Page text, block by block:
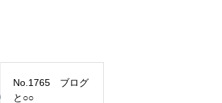
No.1765 ブログ
と○○